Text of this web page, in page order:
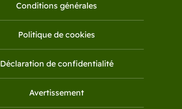
Conditions générales
Politique de cookies
Déclaration de confidentialité
Avertissement